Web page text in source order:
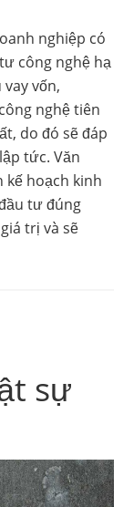
nghiệp có
công nghệ hạ
vốn,
nghệ tiên
do đó sẽ đáp
tức. Văn
kế hoạch kinh
tư đúng
trị và sẽ
sự